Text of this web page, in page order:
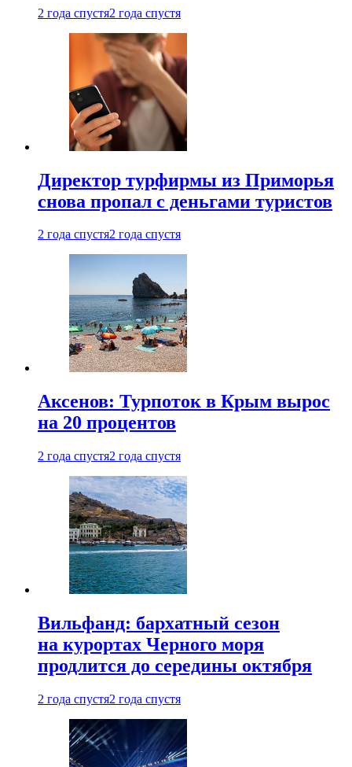
2 года спустя2 года спустя
Директор турфирмы из Приморья
снова пропал с деньгами туристов
2 года спустя2 года спустя
Аксенов: Турпоток в Крым вырос
на 20 процентов
2 года спустя2 года спустя
Вильфанд: бархатный сезон
на курортах Черного моря
продлится до середины октября
2 года спустя2 года спустя